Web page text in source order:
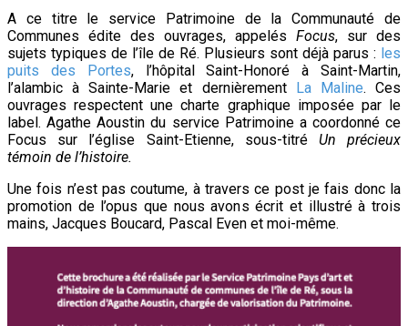
A ce titre le service Patrimoine de la Communauté de
Communes édite des ouvrages, appelés Focus, sur des
sujets typiques de l’île de Ré. Plusieurs sont déjà parus : les
puits des Portes, l’hôpital Saint-Honoré à Saint-Martin,
l’alambic à Sainte-Marie et dernièrement La Maline. Ces
ouvrages respectent une charte graphique imposée par le
label. Agathe Aoustin du service Patrimoine a coordonné ce
Focus sur l’église Saint-Etienne, sous-titré Un précieux
témoin de l’histoire.
Une fois n’est pas coutume, à travers ce post je fais donc la
promotion de l’opus que nous avons écrit et illustré à trois
mains, Jacques Boucard, Pascal Even et moi-même.